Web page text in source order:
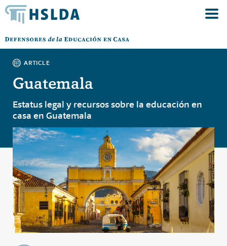
ARTICLE
Guatemala
Estatus legal y recursos sobre la educación en
casa en Guatemala